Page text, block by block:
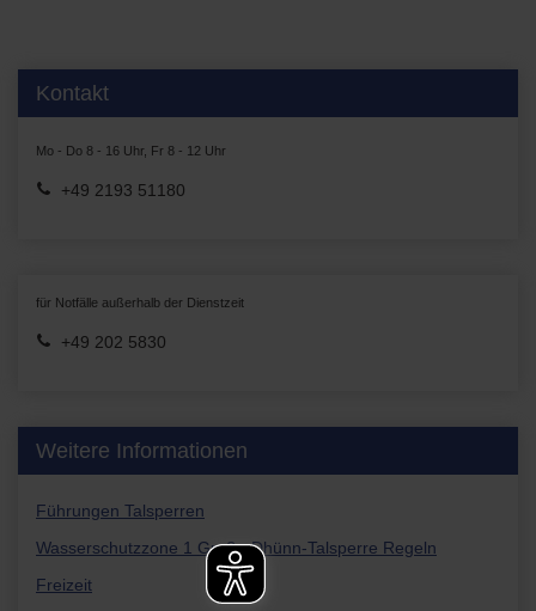
Kontakt
Mo - Do 8 - 16 Uhr, Fr 8 - 12 Uhr
+49 2193 51180
für Notfälle außerhalb der Dienstzeit
+49 202 5830
Weitere Informationen
Führungen Talsperren
Wasserschutzzone 1 Große Dhünn-Talsperre Regeln
Freizeit